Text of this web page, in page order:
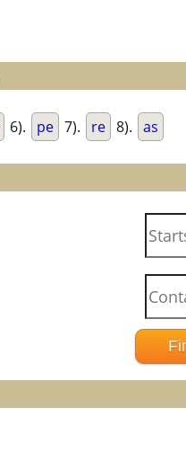
6). pe 7). re 8). as